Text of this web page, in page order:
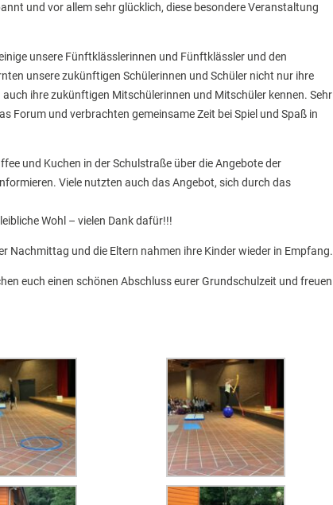
und vor allem sehr glücklich, diese besondere Veranstaltung
unsere Fünftklässlerinnen und Fünftklässler und den
unsere zukünftigen Schülerinnen und Schüler nicht nur ihre
ihre zukünftigen Mitschülerinnen und Mitschüler kennen. Sehr
Forum und verbrachten gemeinsame Zeit bei Spiel und Spaß in
und Kuchen in der Schulstraße über die Angebote der
Viele nutzten auch das Angebot, sich durch das
Wohl – vielen Dank dafür!!!
Nachmittag und die Eltern nahmen ihre Kinder wieder in Empfang.
euch einen schönen Abschluss eurer Grundschulzeit und freuen